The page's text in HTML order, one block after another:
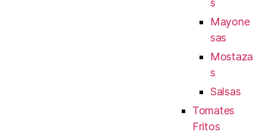
s
Mayone
sas
Mostaza
s
Salsas
Tomates
Fritos